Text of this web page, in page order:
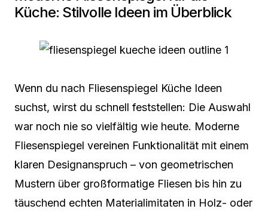
Küche: Stilvolle Ideen im Überblick
Wenn du nach Fliesenspiegel Küche Ideen
suchst, wirst du schnell feststellen: Die Auswahl
war noch nie so vielfältig wie heute. Moderne
Fliesenspiegel vereinen Funktionalität mit einem
klaren Designanspruch – von geometrischen
Mustern über großformatige Fliesen bis hin zu
täuschend echten Materialimitaten in Holz- oder